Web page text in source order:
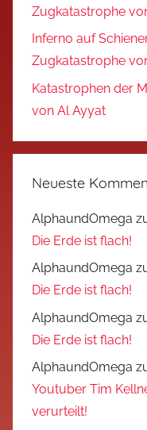
Zugkatastrophe
Inferno auf
Zugkatastrophe
Katastrophen der
von Al Ayyat
Neueste
AlphaundOmega
Die Erde ist flach!
AlphaundOmega
Die Erde ist flach!
AlphaundOmega
Die Erde ist flach!
AlphaundOmega
Youtuber Tim
verurteilt!